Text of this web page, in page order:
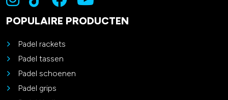
POPULAIRE PRODUCTEN
Padel rackets
Padel tassen
Padel schoenen
Padel grips